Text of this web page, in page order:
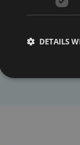
DETAILS